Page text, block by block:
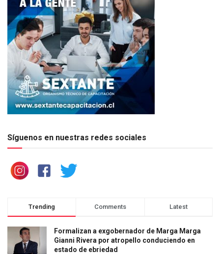
Síguenos en nuestras redes sociales
Trending Comments Latest
Formalizan a exgobernador de Marga Marga
Gianni Rivera por atropello conduciendo en
estado de ebriedad